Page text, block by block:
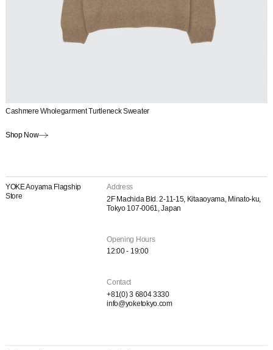
Cashmere Wholegarment Turtleneck Sweater
Shop Now
YOKE Aoyama Flagship
Store
Address
2F Machida Bld. 2-11-15, Kitaaoyama, Minato-ku,
Tokyo 107-0061, Japan
Opening Hours
12:00 - 19:00
Contact
+81(0) 3 6804 3330
info@yoketokyo.com